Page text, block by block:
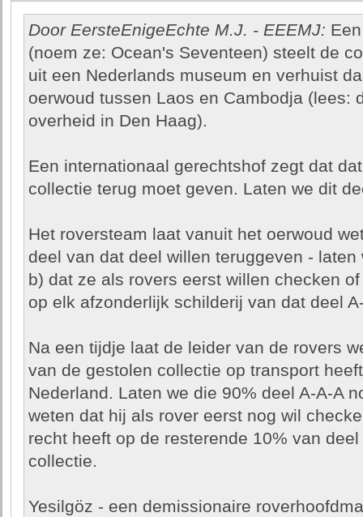
Door EersteEnigeEchte M.J. - EEEMJ:
(noem ze: Ocean's Seventeen) steelt de
uit een Nederlands museum en verhuist
oerwoud tussen Laos en Cambodja (lees:
overheid in Den Haag).
Een internationaal gerechtshof zegt dat
collectie terug moet geven. Laten we dit
Het roversteam laat vanuit het oerwoud
deel van dat deel willen teruggeven -
b) dat ze als rovers eerst willen checken
op elk afzonderlijk schilderij van dat deel
Na een tijdje laat de leider van de rovers
van de gestolen collectie op transport
Nederland. Laten we die 90% deel A-A-A
weten dat hij als rover eerst nog wil
recht heeft op de resterende 10% van
collectie.
Yesilgöz - een demissionaire